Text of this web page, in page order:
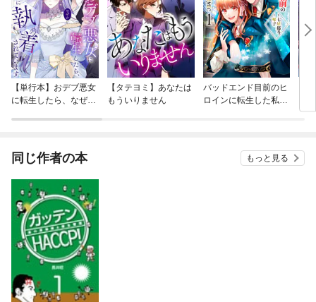
【単行本】おデブ悪女
に転生したら、なぜか
【タテヨミ】あなたは
もういりません
バッドエンド目前のヒ
ロインに転生した私、
同じ作者の本 もっと見る